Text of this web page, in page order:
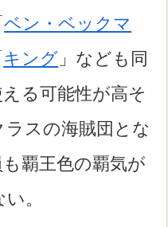
ベン・ベックマ
キング 」なども同
る可能性が高そ
スの海賊団とな
覇王色の覇気が
。